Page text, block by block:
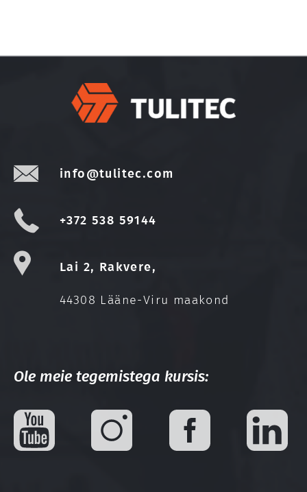
info@tulitec.com
+372 538 59144
Lai 2, Rakvere,
44308 Lääne-Viru maakond
Ole meie tegemistega kursis: